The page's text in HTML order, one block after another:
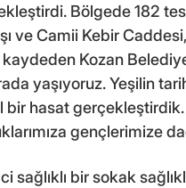
Bölgede 182
ve Camii Kebir
kaydeden Kozan
yaşıyoruz. Yeşilin
hasat gerçekleştirdik.
gençlerimize
sağlıklı bir sokak